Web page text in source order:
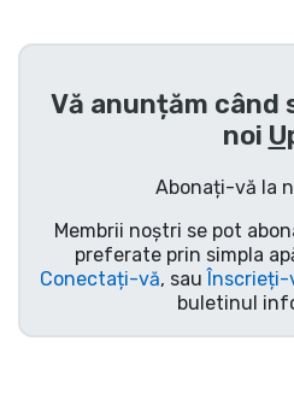
Vă anunțăm când
noi
Abonați-vă la
Membrii noștri se pot
preferate prin simpla
Conectați-vă, sau Înscrieți-
buletinul
Sortare după serie
Sortare după filme
Sortare după
Sortare după Anime
Sortare după jocuri